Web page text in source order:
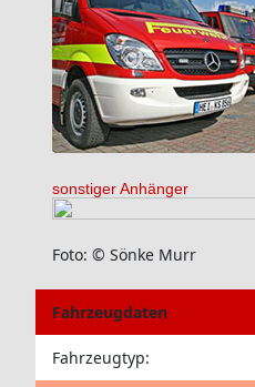
sonstiger Anhänger
Foto: © Sönke Murr
Fahrzeugdaten
Fahrzeugtyp: